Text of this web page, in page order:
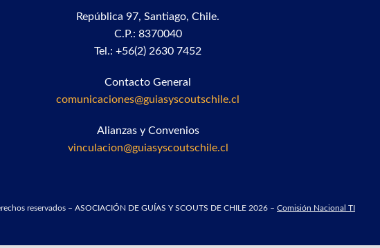
República 97,Santiago, Chile.
C.P.: 8370040
Tel.: +56(2) 2630 7452
Contacto General
comunicaciones@guiasyscoutschile.cl
Alianzas y Convenios
vinculacion@guiasyscoutschile.cl
reservados – ASOCIACIÓN DE GUÍAS Y SCOUTS DE CHILE 2026 – Comisión Nacional TI